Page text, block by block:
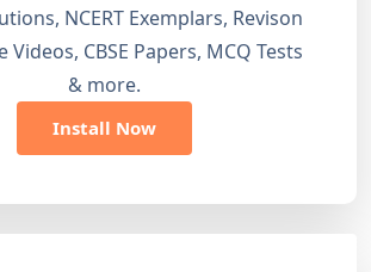
NCERT Exemplars, Revison
Videos, CBSE Papers, MCQ Tests
& more.
Install Now